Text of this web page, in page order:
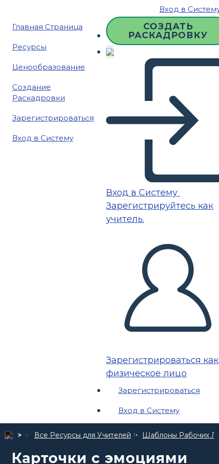
Вход в
Главная Страница
Ресурсы
Ценообразование
Создание
Раскадровки
Зарегистрироваться
Вход в Систему
СОЗДАТЬ
РАСКАДРОВКУ
Вход в Систему
Зарегистрируйтесь как
учитель.
Зарегистрироваться как
физическое лицо
Зарегистрироваться
Вход в Систему
Все Ресурсы для Учителей Шаблоны Рабочих
Карточки с эмоциями